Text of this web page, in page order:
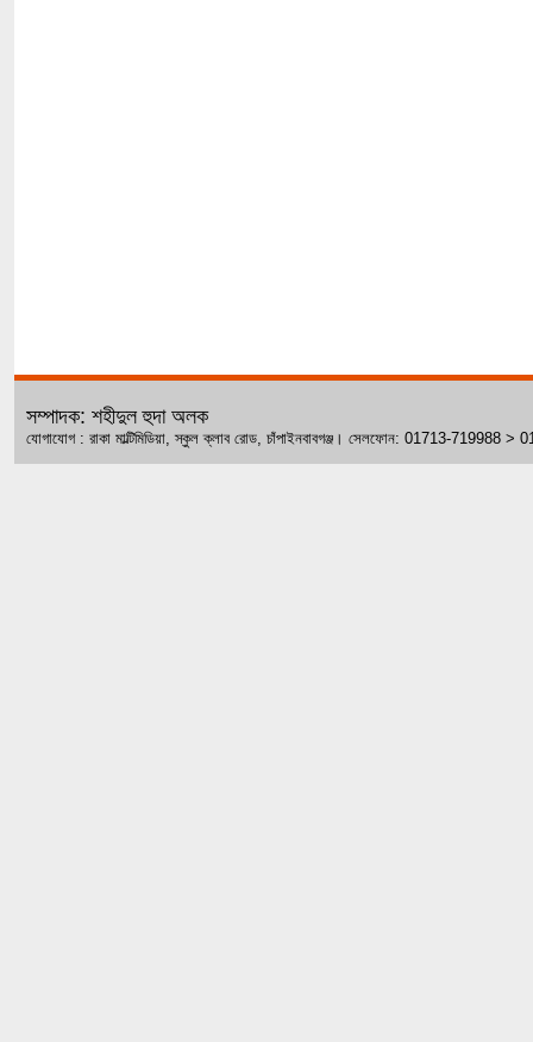
সম্পাদক: শহীদুল হুদা অলক
যোগাযোগ : রাকা মাল্টিমিডিয়া, স্কুল ক্লাব রোড, চাঁপাইনবাবগঞ্জ। সেলফোন: 01713-